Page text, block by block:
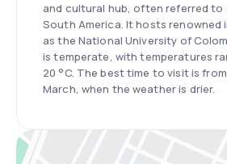
and cultural hub, often referred to
South America. It hosts
as the National University of
is temperate, with temperatures
20 °C. The best time to visit is
March, when the weather is drier.